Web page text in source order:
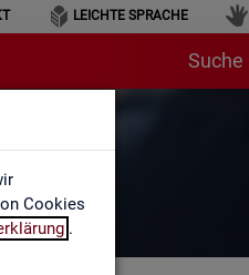
Cookies
.
LEICHTE SPRACHE
Suche